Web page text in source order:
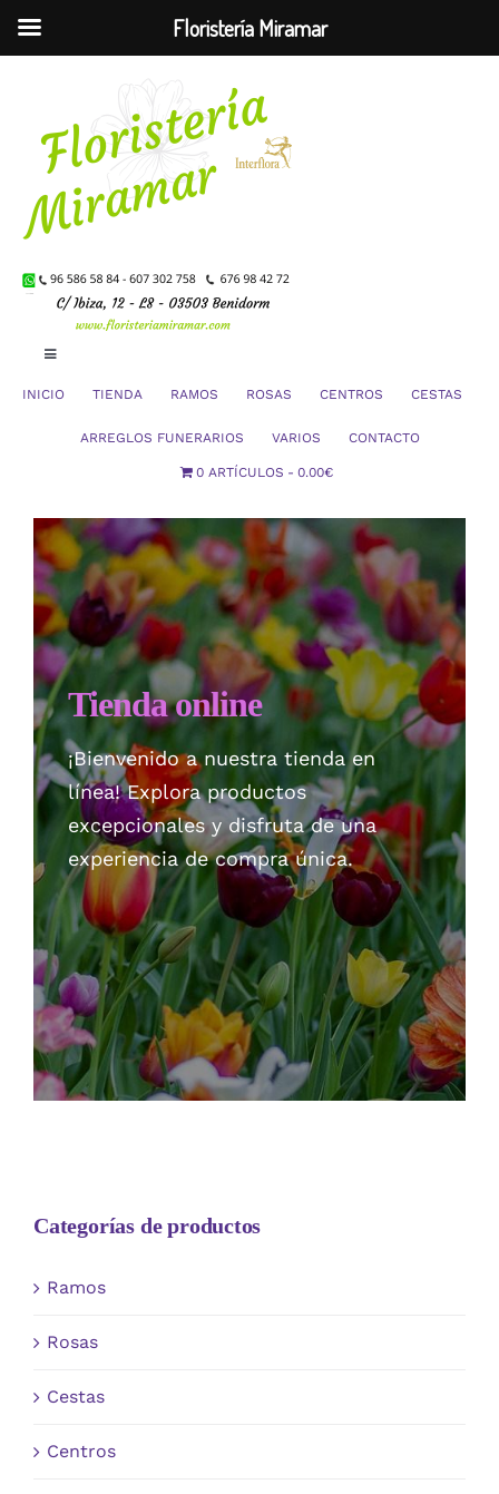
contenido
Toggle
Checkout
Politica de privacidad
INICIO TIENDA RAMOS ROSAS CENTROS CESTAS
ARREGLOS FUNERARIOS VARIOS CONTACTO
0 ARTÍCULOS 0.00€
Tienda online
¡Bienvenido a nuestra tienda en
línea! Explora productos
excepcionales y disfruta de una
experiencia de compra única.
Categorías de productos
Ramos
Rosas
Cestas
Centros
Floristería Miramar